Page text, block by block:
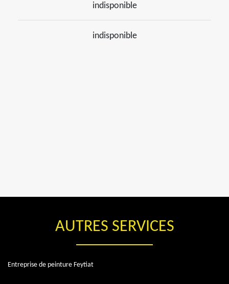
indisponible
indisponible
AUTRES SERVICES
Entreprise de peinture Feytiat